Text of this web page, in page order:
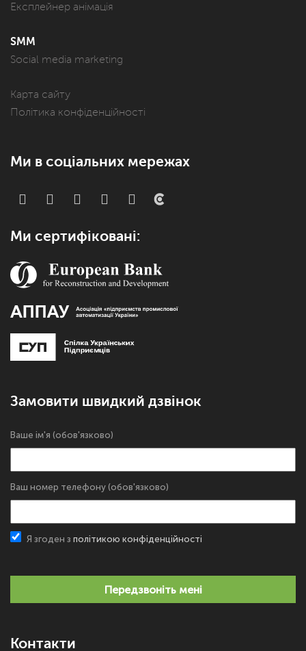
Експлейнер анімація
SMM
Social media marketing
Карта сайту
Політика конфіденційності
Ми в соціальних мережах
Ми сертифіковані:
Замовити швидкий дзвінок
Ваше ім'я (обов'язково)
Ваш номер телефону (обов'язково)
Я згоден з політикою конфіденційності
Передзвоніть мені
Контакти